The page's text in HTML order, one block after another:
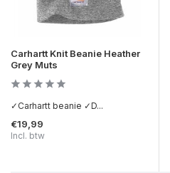
Carhartt Knit Beanie Heather
Grey Muts
✓Carhartt beanie ✓D...
€19,99
Incl. btw